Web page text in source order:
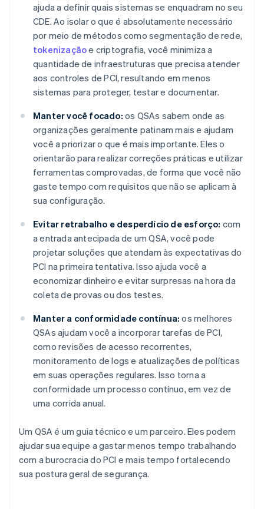
ajuda a definir quais sistemas se enquadram no seu
CDE. Ao isolar o que é absolutamente necessário
por meio de métodos como segmentação de rede,
tokenizaçãoe criptografia, você minimiza a
quantidade de infraestruturas que precisa atender
aos controles de PCI, resultando em menos
sistemas para proteger, testar e documentar.
Manter você focado: os QSAs sabem onde as
organizações geralmente patinam mais e ajudam
você a priorizar o que é mais importante. Eles o
orientarão para realizar correções práticas e utilizar
ferramentas comprovadas, de forma que você não
gaste tempo com requisitos que não se aplicam à
sua configuração.
Evitar retrabalho e desperdício de esforço: com
a entrada antecipada de um QSA, você pode
projetar soluções que atendam às expectativas do
PCI na primeira tentativa. Isso ajuda você a
economizar dinheiro e evitar surpresas na hora da
coleta de provas ou dos testes.
Manter a conformidade contínua: os melhores
QSAs ajudam você a incorporar tarefas de PCI,
como revisões de acesso recorrentes,
monitoramento de logs e atualizações de políticas
em suas operações regulares. Isso torna a
conformidade um processo contínuo, em vez de
uma corrida anual.
Um QSA é um guia técnico e um parceiro. Eles podem
ajudar sua equipe a gastar menos tempo trabalhando
com a burocracia do PCI e mais tempo fortalecendo
sua postura geral de segurança.